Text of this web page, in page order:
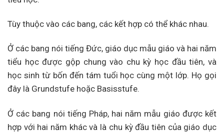
Tùy thuộc vào các bang, các kết hợp có thể khác nhau.
Ở các bang nói tiếng Đức, giáo dục mẫu giáo và hai năm
tiểu học được gộp chung vào chu kỳ học đầu tiên, và
học sinh từ bốn đến tám tuổi học cùng một lớp. Họ gọi
đây là Grundstufe hoặc Basisstufe.
Ở các bang nói tiếng Pháp, hai năm mẫu giáo được kết
hợp với hai năm khác và là chu kỳ đầu tiên của giáo dục